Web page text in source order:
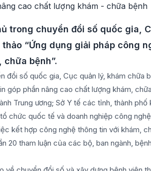
trong chuyển đổi số quốc gia,
“Ứng dụng giải pháp công
bệnh”.
đổi số quốc gia, Cục quản lý, khám chữa
góp phần nâng cao chất lượng khám,
Trung ương; Sở Y tế các tỉnh, thành phố
chức quốc tế và doanh nghiệp công
kết hợp công nghệ thông tin với khám,
20 tham luận của các bộ, ban ngành,